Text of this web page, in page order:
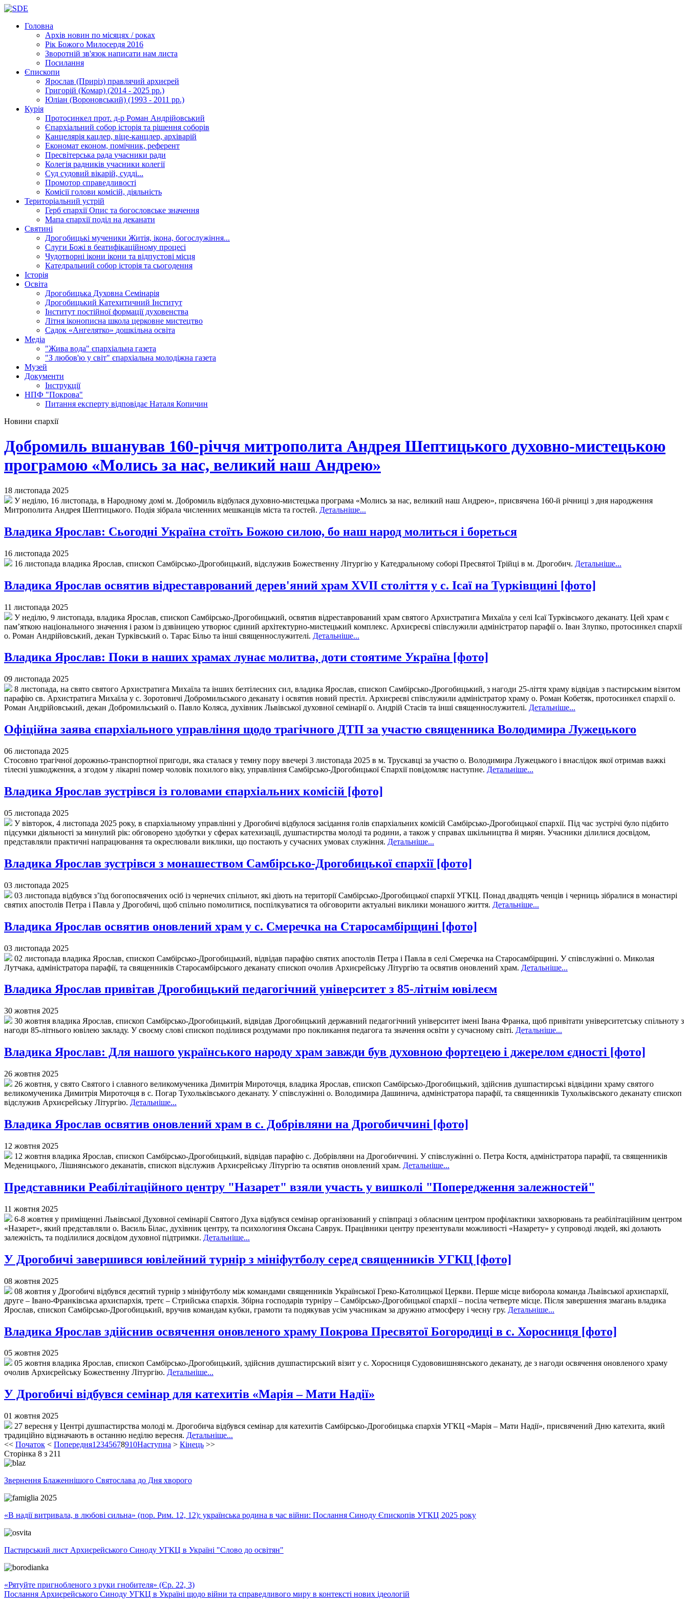
Головна
Архів новин по місяцях / роках
Рік Божого Милосердя 2016
Зворотній зв'язок написати нам листа
Посилання
Єпископи
Ярослав (Приріз) правлячий архиєрей
Григорій (Комар) (2014 - 2025 рр.)
Юліан (Вороновський) (1993 - 2011 рр.)
Курія
Протосинкел прот. д-р Роман Андрійовський
Єпархіальний собор історія та рішення соборів
Канцелярія кацлер, віце-канцлер, архіварій
Економат економ, помічник, референт
Пресвітерська рада учасники ради
Колегія радників учасники колегії
Суд судовий вікарій, судді...
Промотор справедливості
Комісіїголови комісій, діяльність
Територіальний устрій
Герб єпархіїОпис та богословське значення
Мапа єпархіїподіл на деканати
Святині
Дрогобицькі мученики Житія, ікона, богослужіння...
Слуги Божі в беатифікаційному процесі
Чудотворні ікони ікони та відпустові місця
Катедральний собор історія та сьогодення
Історія
Освіта
Дрогобицька Духовна Семінарія
Дрогобицький Катехитичний Інститут
Інститут постійної формації духовенства
Літня іконописна школа церковне мистецтво
Садок «Ангелятко» дошкільна освіта
Медіа
"Жива вода" єпархіальна газета
"З любов'ю у світ" єпархіальна молодіжна газета
Музей
Документи
Інструкції
НПФ "Покрова"
Питання експерту відповідає Наталя Копичин
Новини єпархії
Добромиль вшанував 160-річчя митрополита Андрея Шептицького духовно-мистецькою
програмою «Молись за нас, великий наш Андрею»
18 листопада 2025
У неділю, 16 листопада, в Народному домі м. Добромиль відбулася духовно-мистецька програма «Молись за нас, великий наш Андрею», присвячена 160-й річниці з дня народження
Митрополита Андрея Шептицького. Подія зібрала численних мешканців міста та гостей. Детальніше...
Владика Ярослав: Сьогодні Україна стоїть Божою силою, бо наш народ молиться і бореться
16 листопада 2025
16 листопада владика Ярослав, єпископ Самбірсько-Дрогобицький, відслужив Божественну Літургію у Катедральному соборі Пресвятої Трійці в м. Дрогобич. Детальніше...
Владика Ярослав освятив відреставрований дерев'яний храм XVII століття у с. Ісаї на Турківщині [фото]
11 листопада 2025
У неділю, 9 листопада, владика Ярослав, єпископ Самбірсько-Дрогобицький, освятив відреставрований храм святого Архистратига Михаїла у селі Ісаї Турківського деканату. Цей храм є
пам’яткою національного значення і разом із дзвіницею утворює єдиний архітектурно-мистецький комплекс. Архиєреєві співслужили адміністратор парафії о. Іван Злупко, протосинкел єпархії
о. Роман Андрійовський, декан Турківський о. Тарас Більо та інші священнослужителі. Детальніше...
Владика Ярослав: Поки в наших храмах лунає молитва, доти стоятиме Україна [фото]
09 листопада 2025
8 листопада, на свято святого Архистратига Михаїла та інших безтілесних сил, владика Ярослав, єпископ Самбірсько-Дрогобицький, з нагоди 25-ліття храму відвідав з пастирським візитом
парафію св. Архистратига Михаїла у с. Зоротовичі Добромильського деканату і освятив новий престіл. Архиєреєві співслужили адміністратор храму о. Роман Кобетяк, протосинкел єпархії о.
Роман Андрійовський, декан Добромильський о. Павло Коляса, духівник Львівської духовної семінарії о. Андрій Стасів та інші священнослужителі. Детальніше...
Офіційна заява єпархіального управління щодо трагічного ДТП за участю священника Володимира Лужецького
06 листопада 2025
Стосовно трагічної дорожньо-транспортної пригоди, яка сталася у темну пору ввечері 3 листопада 2025 в м. Трускавці за участю о. Володимира Лужецького і внаслідок якої отримав важкі
тілесні ушкодження, а згодом у лікарні помер чоловік похилого віку, управління Самбірсько-Дрогобицької Єпархії повідомляє наступне. Детальніше...
Владика Ярослав зустрівся із головами єпархіальних комісій [фото]
05 листопада 2025
У вівторок, 4 листопада 2025 року, в єпархіальному управлінні у Дрогобичі відбулося засідання голів єпархіальних комісій Самбірсько-Дрогобицької єпархії. Під час зустрічі було підбито
підсумки діяльності за минулий рік: обговорено здобутки у сферах катехизації, душпастирства молоді та родини, а також у справах шкільництва й мирян. Учасники ділилися досвідом,
представляли практичні напрацювання та окреслювали виклики, що постають у сучасних умовах служіння. Детальніше...
Владика Ярослав зустрівся з монашеством Самбірсько-Дрогобицької єпархії [фото]
03 листопада 2025
03 листопада відбувся з’їзд богопосвячених осіб із чернечих спільнот, які діють на території Самбірсько-Дрогобицької єпархії УГКЦ. Понад двадцять ченців і черниць зібралися в монастирі
святих апостолів Петра і Павла у Дрогобичі, щоб спільно помолитися, поспілкуватися та обговорити актуальні виклики монашого життя. Детальніше...
Владика Ярослав освятив оновлений храм у с. Смеречка на Старосамбірщині [фото]
03 листопада 2025
02 листопада владика Ярослав, єпископ Самбірсько-Дрогобицький, відвідав парафію святих апостолів Петра і Павла в селі Смеречка на Старосамбірщині. У співслужінні о. Миколая
Лутчака, адміністратора парафії, та священників Старосамбірського деканату єпископ очолив Архиєрейську Літургію та освятив оновлений храм. Детальніше...
Владика Ярослав привітав Дрогобицький педагогічний університет з 85-літнім ювілеєм
30 жовтня 2025
30 жовтня владика Ярослав, єпископ Самбірсько-Дрогобицький, відвідав Дрогобицький державний педагогічний університет імені Івана Франка, щоб привітати університетську спільноту з
нагоди 85-літнього ювілею закладу. У своєму слові єпископ поділився роздумами про покликання педагога та значення освіти у сучасному світі. Детальніше...
Владика Ярослав: Для нашого українського народу храм завжди був духовною фортецею і джерелом єдності [фото]
26 жовтня 2025
26 жовтня, у свято Святого і славного великомученика Димитрія Мироточця, владика Ярослав, єпископ Самбірсько-Дрогобицький, здійснив душпастирські відвідини храму святого
великомученика Димитрія Мироточця в с. Погар Тухольківського деканату. У співслужінні о. Володимира Дашинича, адміністратора парафії, та священників Тухольківського деканату єпископ
відслужив Архиєрейську Літургію. Детальніше...
Владика Ярослав освятив оновлений храм в с. Добрівляни на Дрогобиччині [фото]
12 жовтня 2025
12 жовтня владика Ярослав, єпископ Самбірсько-Дрогобицький, відвідав парафію с. Добрівляни на Дрогобиччині. У співслужінні о. Петра Костя, адміністратора парафії, та священників
Меденицького, Лішнянського деканатів, єпископ відслужив Архиєрейську Літургію та освятив оновлений храм. Детальніше...
Представники Реабілітаційного центру "Назарет" взяли участь у вишколі "Попередження залежностей"
11 жовтня 2025
6-8 жовтня у приміщенні Львівської Духовної семінарії Святого Духа відбувся семінар організований у співпраці з обласним центром профілактики захворювань та реабілітаційним центром
«Назарет», який представляли о. Василь Білас, духівник центру, та психологиня Оксана Саврук. Працівники центру презентували можливості «Назарету» у супроводі людей, які долають
залежність, та поділилися досвідом духовної підтримки. Детальніше...
У Дрогобичі завершився ювілейний турнір з мініфутболу серед священників УГКЦ [фото]
08 жовтня 2025
08 жовтня у Дрогобичі відбувся десятий турнір з мініфутболу між командами священників Української Греко-Католицької Церкви. Перше місце виборола команда Львівської архиєпархії,
друге – Івано-Франківська архиєпархія, третє – Стрийська єпархія. Збірна господарів турніру – Самбірсько-Дрогобицької єпархії – посіла четверте місце. Після завершення змагань владика
Ярослав, єпископ Самбірсько-Дрогобицький, вручив командам кубки, грамоти та подякував усім учасникам за дружню атмосферу і чесну гру. Детальніше...
Владика Ярослав здійснив освячення оновленого храму Покрова Пресвятої Богородиці в с. Хоросниця [фото]
05 жовтня 2025
05 жовтня владика Ярослав, єпископ Самбірсько-Дрогобицький, здійснив душпастирський візит у с. Хоросниця Судововишнянського деканату, де з нагоди освячення оновленого храму
очолив Архиєрейську Божественну Літургію. Детальніше...
У Дрогобичі відбувся семінар для катехитів «Марія – Мати Надії»
01 жовтня 2025
27 вересня у Центрі душпастирства молоді м. Дрогобича відбувся семінар для катехитів Самбірсько-Дрогобицька єпархія УГКЦ «Марія – Мати Надії», присвячений Дню катехита, який
традиційно відзначають в останню неділю вересня. Детальніше...
<< Початок < Попередня1 2345678910Наступна > Кінець >>
Сторінка 8 з 211
Звернення Блаженнішого Святослава до Дня хворого
«В надії витривала, в любові сильна» (пор. Рим. 12, 12): українська родина в час війни: Послання Синоду Єпископів УГКЦ 2025 року
Пастирський лист Архиєрейського Синоду УГКЦ в Україні "Слово до освітян"
«Рятуйте пригнобленого з руки гнобителя» (Єр. 22, 3)
Послання Архиєрейського Синоду УГКЦ в Україні щодо війни та справедливого миру в контексті нових ідеологій